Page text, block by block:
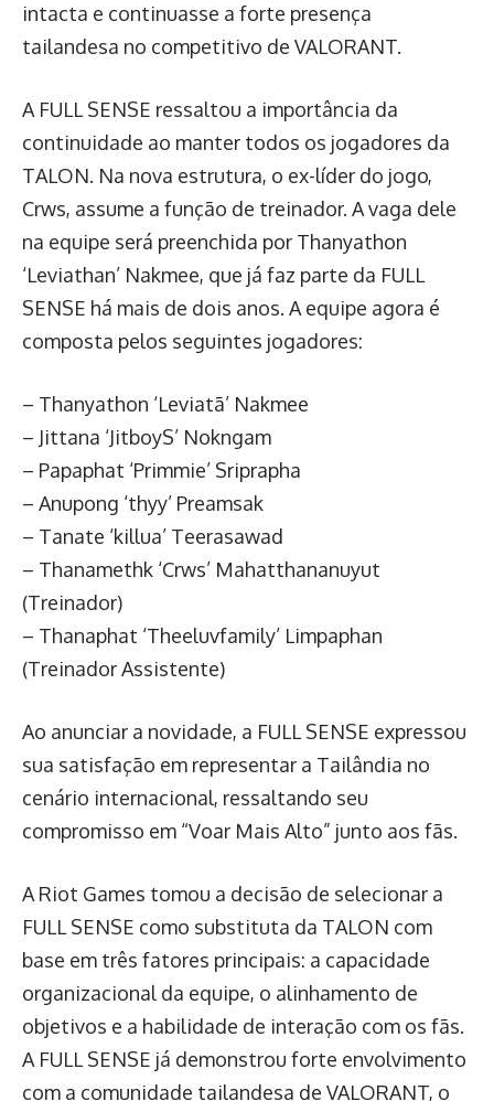
intacta e continuasse a forte presença
tailandesa no competitivo de VALORANT.
A FULL SENSE ressaltou a importância da
continuidade ao manter todos os jogadores da
TALON. Na nova estrutura, o ex-líder do jogo,
Crws, assume a função de treinador. A vaga dele
na equipe será preenchida por Thanyathon
‘Leviathan’ Nakmee, que já faz parte da FULL
SENSE há mais de dois anos. A equipe agora é
composta pelos seguintes jogadores:
– Thanyathon ‘Leviatã’ Nakmee
– Jittana ‘JitboyS’ Nokngam
– Papaphat ‘Primmie’ Sriprapha
– Anupong ‘thyy’ Preamsak
– Tanate ‘killua’ Teerasawad
– Thanamethk ‘Crws’ Mahatthananuyut
(Treinador)
– Thanaphat ‘Theeluvfamily’ Limpaphan
(Treinador Assistente)
Ao anunciar a novidade, a FULL SENSE expressou
sua satisfação em representar a Tailândia no
cenário internacional, ressaltando seu
compromisso em “Voar Mais Alto” junto aos fãs.
A Riot Games tomou a decisão de selecionar a
FULL SENSE como substituta da TALON com
base em três fatores principais: a capacidade
organizacional da equipe, o alinhamento de
objetivos e a habilidade de interação com os fãs.
A FULL SENSE já demonstrou forte envolvimento
com a comunidade tailandesa de VALORANT, o